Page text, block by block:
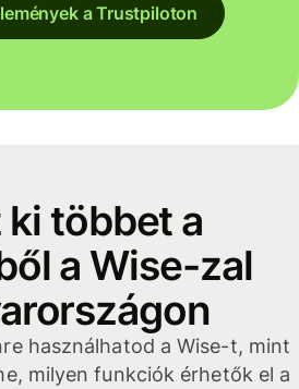
a Trustpiloton
ki többet a
a Wise-zal
használhatod a Wise-t, mint
milyen funkciók érhetők el a